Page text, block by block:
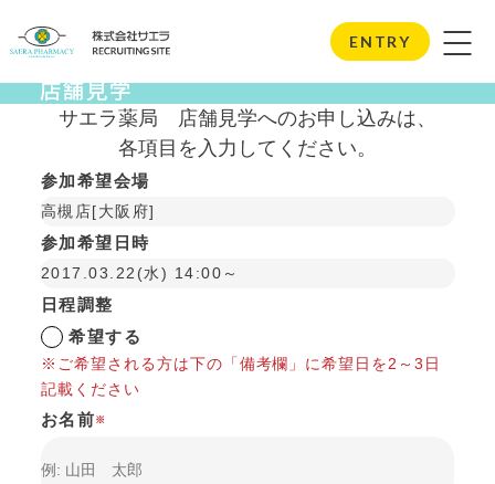
ENTRY
Store Visits
店舗見学
サエラ薬局 店舗見学へのお申し込みは、
各項目を入力してください。
参加希望会場
高槻店[大阪府]
参加希望日時
2017.03.22(水) 14:00～
日程調整
希望する
※ご希望される方は下の「備考欄」に希望日を2～3日
記載ください
お名前 ※